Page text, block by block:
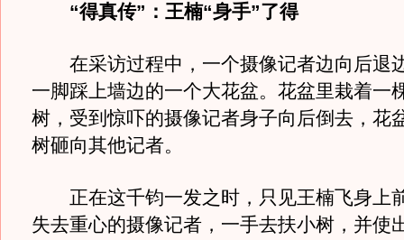
“得真传”：王楠“身手”了得
在采访过程中，一个摄像记者边向后退
一脚踩上墙边的一个大花盆。花盆里栽着一
树，受到惊吓的摄像记者身子向后倒去，花
树砸向其他记者。
正在这千钧一发之时，只见王楠飞身上
失去重心的摄像记者，一手去扶小树，并使